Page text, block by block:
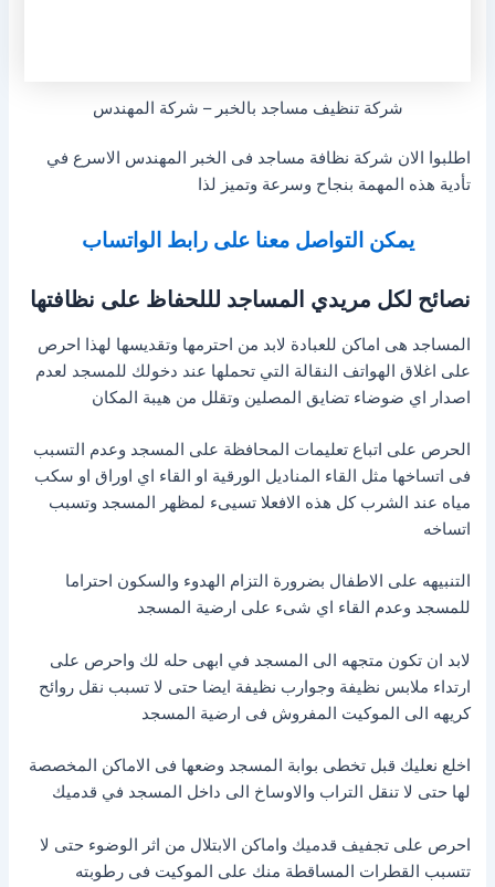
شركة تنظيف مساجد بالخبر – شركة المهندس
اطلبوا الان شركة نظافة مساجد فى الخبر المهندس الاسرع في
تأدية هذه المهمة بنجاح وسرعة وتميز لذا
يمكن التواصل معنا على رابط الواتساب
نصائح لكل مريدي المساجد لللحفاظ على نظافتها
المساجد هى اماكن للعبادة لابد من احترمها وتقديسها لهذا احرص
على اغلاق الهواتف النقالة التي تحملها عند دخولك للمسجد لعدم
اصدار اي ضوضاء تضايق المصلين وتقلل من هيبة المكان
الحرص على اتباع تعليمات المحافظة على المسجد وعدم التسبب
فى اتساخها مثل القاء المناديل الورقية او القاء اي اوراق او سكب
مياه عند الشرب كل هذه الافعلا تسيىء لمظهر المسجد وتسبب
اتساخه
التنبيهه على الاطفال بضرورة التزام الهدوء والسكون احتراما
للمسجد وعدم القاء اي شىء على ارضية المسجد
لابد ان تكون متجهه الى المسجد في ابهى حله لك واحرص على
ارتداء ملابس نظيفة وجوارب نظيفة ايضا حتى لا تسبب نقل روائح
كريهه الى الموكيت المفروش فى ارضية المسجد
اخلع نعليك قبل تخطى بوابة المسجد وضعها فى الاماكن المخصصة
لها حتى لا تنقل التراب والاوساخ الى داخل المسجد في قدميك
احرص على تجفيف قدميك واماكن الابتلال من اثر الوضوء حتى لا
تتسبب القطرات المساقطة منك على الموكيت فى رطوبته